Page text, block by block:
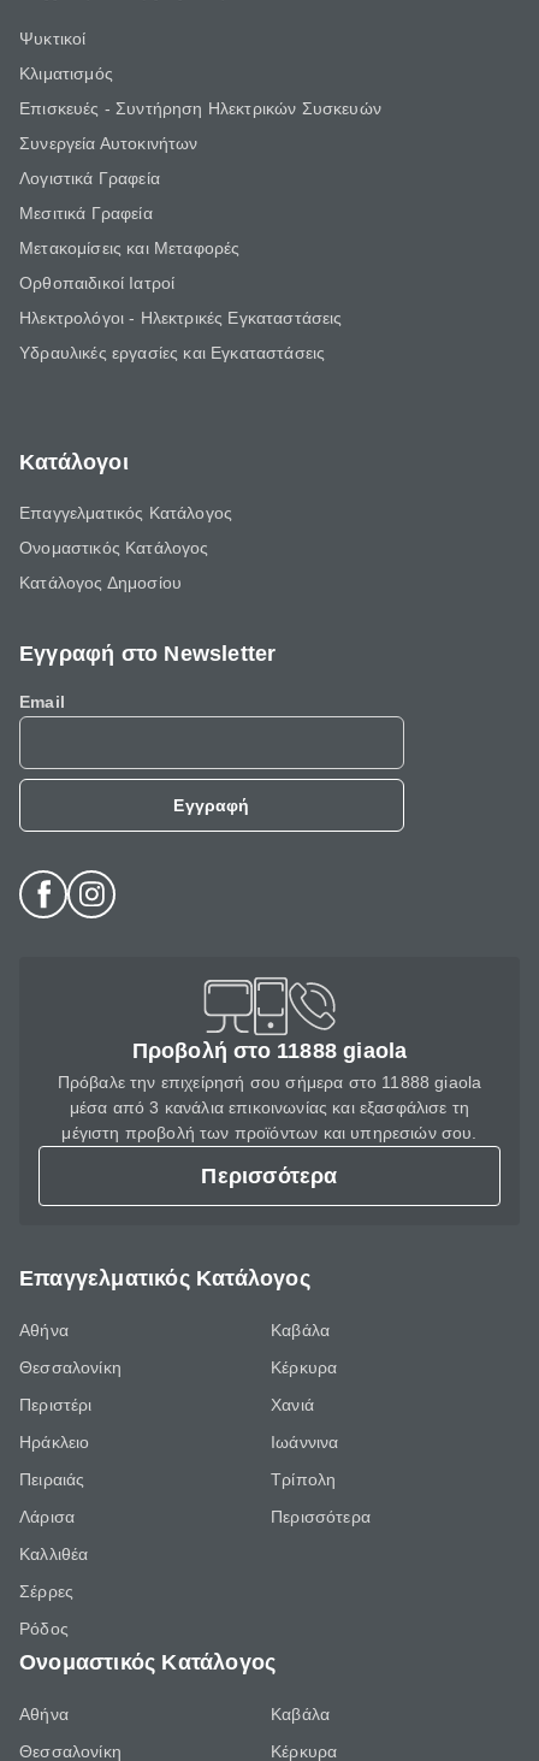
Ψυκτικοί
Κλιματισμός
Επισκευές - Συντήρηση Ηλεκτρικών Συσκευών
Συνεργεία Αυτοκινήτων
Λογιστικά Γραφεία
Μεσιτικά Γραφεία
Μετακομίσεις και Μεταφορές
Ορθοπαιδικοί Ιατροί
Ηλεκτρολόγοι - Ηλεκτρικές Εγκαταστάσεις
Υδραυλικές εργασίες και Εγκαταστάσεις
Κατάλογοι
Επαγγελματικός Κατάλογος
Ονομαστικός Κατάλογος
Κατάλογος Δημοσίου
Εγγραφή στο Newsletter
Email
Εγγραφή
Προβολή στο 11888 giaola
Πρόβαλε την επιχείρησή σου σήμερα στο 11888 giaola
μέσα από 3 κανάλια επικοινωνίας και εξασφάλισε τη
μέγιστη προβολή των προϊόντων και υπηρεσιών σου.
Περισσότερα
Επαγγελματικός Κατάλογος
Αθήνα
Θεσσαλονίκη
Περιστέρι
Ηράκλειο
Πειραιάς
Λάρισα
Καλλιθέα
Σέρρες
Ρόδος
Καβάλα
Κέρκυρα
Χανιά
Ιωάννινα
Τρίπολη
Περισσότερα
Ονομαστικός Κατάλογος
Αθήνα
Θεσσαλονίκη
Καβάλα
Κέρκυρα